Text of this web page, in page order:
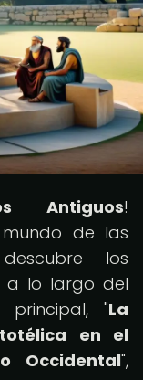
Antiguos!
de las
los
a lo largo del
principal, "La
en el
Occidental",